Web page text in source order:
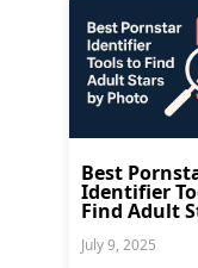
Best
Identifier
Find Adult
July 9, 2025